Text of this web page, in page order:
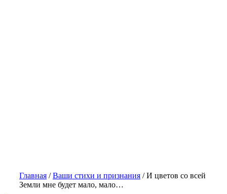
Главная /Ваши стихи и признания /И цветов со всей
Земли мне будет мало, мало…